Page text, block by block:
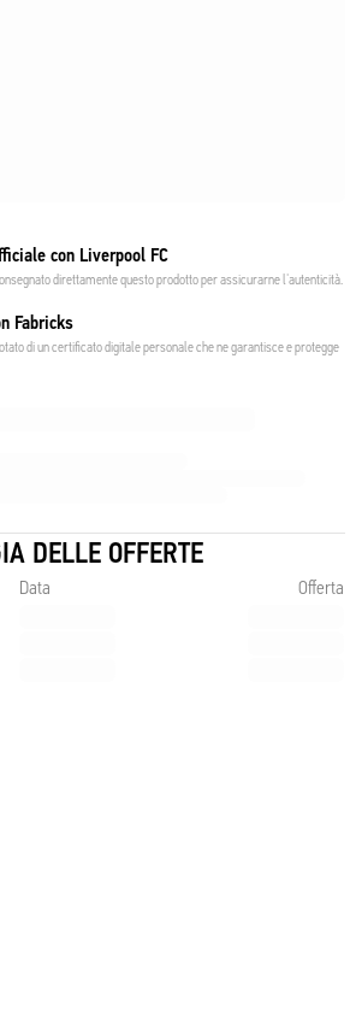
con Liverpool FC
direttamente questo prodotto per assicurarne l'autenticità.
Fabricks
di un certificato digitale personale che ne garantisce e protegge
DELLE OFFERTE
Data Offerta